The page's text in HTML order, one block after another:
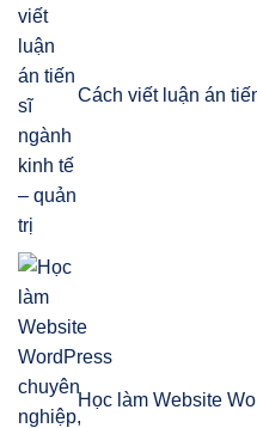
Cách viết luận án
Học làm Website